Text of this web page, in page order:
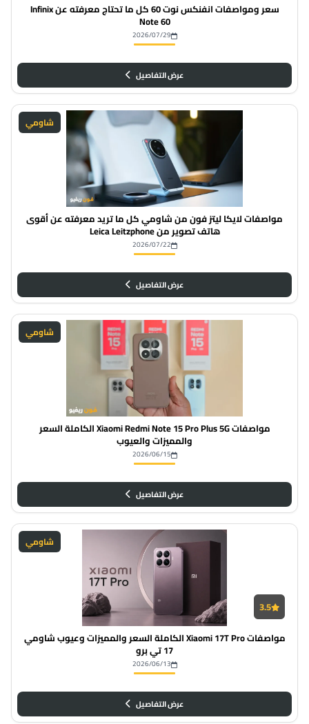
سعر ومواصفات انفنكس نوت 60 كل ما تحتاج معرفته عن Infinix
Note 60
2026/07/29
عرض التفاصيل
شاومي
مواصفات لايكا ليتز فون من شاومي كل ما تريد معرفته عن أقوى
هاتف تصوير من Leica Leitzphone
2026/07/22
عرض التفاصيل
شاومي
مواصفات Xiaomi Redmi Note 15 Pro Plus 5G الكاملة السعر
والمميزات والعيوب
2026/06/15
عرض التفاصيل
شاومي
3.5
مواصفات Xiaomi 17T Pro الكاملة السعر والمميزات وعيوب شاومي
17 تي برو
2026/06/13
عرض التفاصيل